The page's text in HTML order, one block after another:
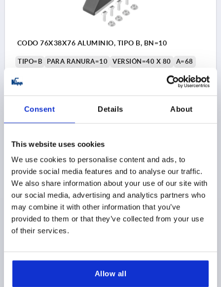
Consent Details About
This website uses cookies
We use cookies to personalise content and ads, to
provide social media features and to analyse our traffic.
We also share information about your use of our site with
our social media, advertising and analytics partners who
may combine it with other information that you’ve
provided to them or that they’ve collected from your use
of their services.
Allow all
CODO 76X38X76 ALUMINIO, TIPO B, BN=10
TIPO=B PARA RANURA=10 VERSIÓN=40 X 80
A=68
ANCHURA=38
D=9
N=10 T=8,5
$21.45
K1046
CODO 86X43X86 ALUMINIO, TIPO B, BN=10
PARA RANURA=10 VERSIÓN=45 X 90